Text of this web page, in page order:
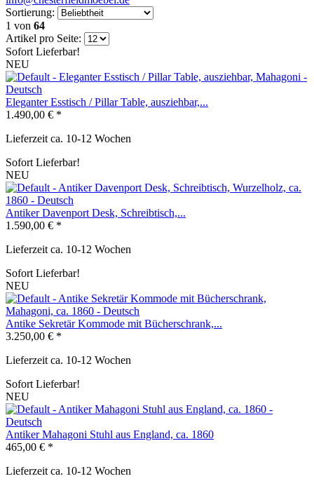
Sortierung:
1 von 64
Artikel pro Seite:
Sofort Lieferbar!
NEU
Eleganter Esstisch / Pillar Table, ausziehbar,...
1.490,00 € *
Lieferzeit ca. 10-12 Wochen
Sofort Lieferbar!
NEU
Antiker Davenport Desk, Schreibtisch,...
1.590,00 € *
Lieferzeit ca. 10-12 Wochen
Sofort Lieferbar!
NEU
Antike Sekretär Kommode mit Bücherschrank,...
3.250,00 € *
Lieferzeit ca. 10-12 Wochen
Sofort Lieferbar!
NEU
Antiker Mahagoni Stuhl aus England, ca. 1860
465,00 € *
Lieferzeit ca. 10-12 Wochen